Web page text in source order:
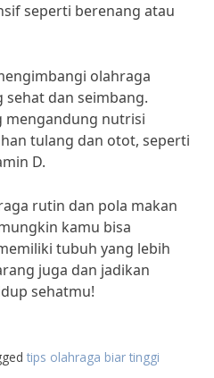
seperti berenang atau
olahraga
sehat dan seimbang.
mengandung nutrisi
tulang dan otot, seperti
D.
rutin dan pola makan
kamu bisa
tubuh yang lebih
juga dan jadikan
sehatmu!
tips olahraga biar tinggi